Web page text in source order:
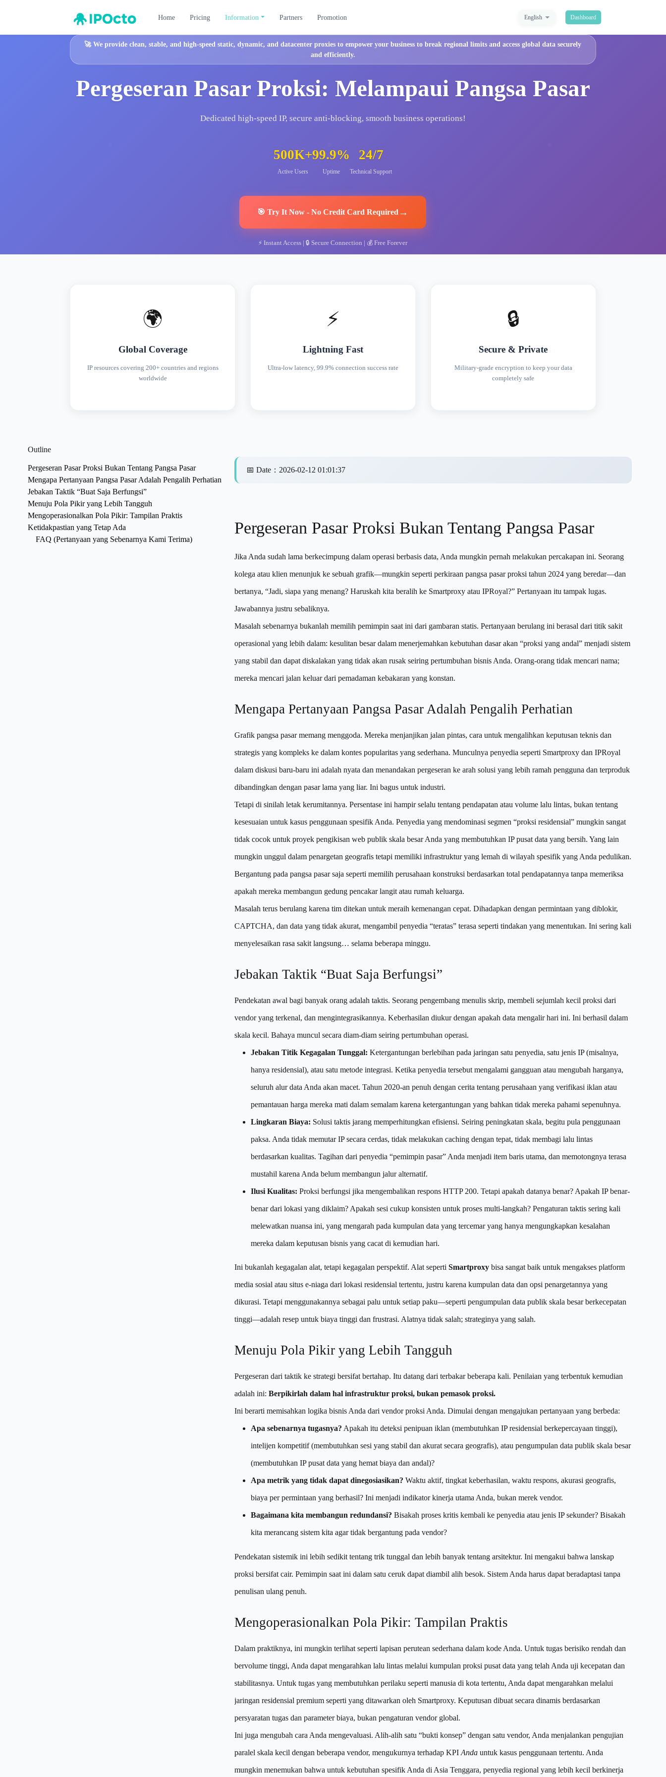
Home Pricing Information Partners Promotion English Dashboard
🚀We provide clean, stable, and high-speed static, dynamic, and datacenter proxies to empower your business to break regional limits and access global data securely
and efficiently.
Pergeseran Pasar Proksi: Melampaui Pangsa Pasar
Dedicated high-speed IP, secure anti-blocking, smooth business operations!
500K+
Active Users
99.9%
Uptime
24/7
Technical Support
🎯Try It Now -No Credit Card Required →
⚡Instant Access | 🔒 Secure Connection | 💰Free Forever
🌍
Global Coverage
IP resources covering 200+ countries and regions
worldwide
⚡
Lightning Fast
Ultra-low latency, 99.9% connection success rate
🔒
Secure & Private
Military-grade encryption to keep your data
completely safe
Outline
Pergeseran Pasar Proksi Bukan Tentang Pangsa Pasar
Mengapa Pertanyaan Pangsa Pasar Adalah Pengalih Perhatian
Jebakan Taktik “Buat Saja Berfungsi”
Menuju Pola Pikir yang Lebih Tangguh
Mengoperasionalkan Pola Pikir: Tampilan Praktis
Ketidakpastian yang Tetap Ada
FAQ (Pertanyaan yang Sebenarnya Kami Terima)
📅Date ： 2026-02-12 01:01:37
Pergeseran Pasar Proksi Bukan Tentang Pangsa Pasar
Jika Anda sudah lama berkecimpung dalam operasi berbasis data, Anda mungkin pernah melakukan percakapan ini. Seorang
kolega atau klien menunjuk ke sebuah grafik—mungkin seperti perkiraan pangsa pasar proksi tahun 2024 yang beredar—dan
bertanya, “Jadi, siapa yang menang? Haruskah kita beralih ke Smartproxy atau IPRoyal?” Pertanyaan itu tampak lugas.
Jawabannya justru sebaliknya.
Masalah sebenarnya bukanlah memilih pemimpin saat ini dari gambaran statis. Pertanyaan berulang ini berasal dari titik sakit
operasional yang lebih dalam: kesulitan besar dalam menerjemahkan kebutuhan dasar akan “proksi yang andal” menjadi sistem
yang stabil dan dapat diskalakan yang tidak akan rusak seiring pertumbuhan bisnis Anda. Orang-orang tidak mencari nama;
mereka mencari jalan keluar dari pemadaman kebakaran yang konstan.
Mengapa Pertanyaan Pangsa Pasar Adalah Pengalih Perhatian
Grafik pangsa pasar memang menggoda. Mereka menjanjikan jalan pintas, cara untuk mengalihkan keputusan teknis dan
strategis yang kompleks ke dalam kontes popularitas yang sederhana. Munculnya penyedia seperti Smartproxy dan IPRoyal
dalam diskusi baru-baru ini adalah nyata dan menandakan pergeseran ke arah solusi yang lebih ramah pengguna dan terproduk
dibandingkan dengan pasar lama yang liar. Ini bagus untuk industri.
Tetapi di sinilah letak kerumitannya. Persentase ini hampir selalu tentang pendapatan atau volume lalu lintas, bukan tentang
kesesuaian untuk kasus penggunaan spesifik Anda. Penyedia yang mendominasi segmen “proksi residensial” mungkin sangat
tidak cocok untuk proyek pengikisan web publik skala besar Anda yang membutuhkan IP pusat data yang bersih. Yang lain
mungkin unggul dalam penargetan geografis tetapi memiliki infrastruktur yang lemah di wilayah spesifik yang Anda pedulikan.
Bergantung pada pangsa pasar saja seperti memilih perusahaan konstruksi berdasarkan total pendapatannya tanpa memeriksa
apakah mereka membangun gedung pencakar langit atau rumah keluarga.
Masalah terus berulang karena tim ditekan untuk meraih kemenangan cepat. Dihadapkan dengan permintaan yang diblokir,
CAPTCHA, dan data yang tidak akurat, mengambil penyedia “teratas” terasa seperti tindakan yang menentukan. Ini sering kali
menyelesaikan rasa sakit langsung… selama beberapa minggu.
Jebakan Taktik “Buat Saja Berfungsi”
Pendekatan awal bagi banyak orang adalah taktis. Seorang pengembang menulis skrip, membeli sejumlah kecil proksi dari
vendor yang terkenal, dan mengintegrasikannya. Keberhasilan diukur dengan apakah data mengalir hari ini. Ini berhasil dalam
skala kecil. Bahaya muncul secara diam-diam seiring pertumbuhan operasi.
Jebakan Titik Kegagalan Tunggal: Ketergantungan berlebihan pada jaringan satu penyedia, satu jenis IP (misalnya,
hanya residensial), atau satu metode integrasi. Ketika penyedia tersebut mengalami gangguan atau mengubah harganya,
seluruh alur data Anda akan macet. Tahun 2020-an penuh dengan cerita tentang perusahaan yang verifikasi iklan atau
pemantauan harga mereka mati dalam semalam karena ketergantungan yang bahkan tidak mereka pahami sepenuhnya.
Lingkaran Biaya: Solusi taktis jarang memperhitungkan efisiensi. Seiring peningkatan skala, begitu pula penggunaan
paksa. Anda tidak memutar IP secara cerdas, tidak melakukan caching dengan tepat, tidak membagi lalu lintas
berdasarkan kualitas. Tagihan dari penyedia “pemimpin pasar” Anda menjadi item baris utama, dan memotongnya terasa
mustahil karena Anda belum membangun jalur alternatif.
Ilusi Kualitas: Proksi berfungsi jika mengembalikan respons HTTP 200. Tetapi apakah datanya benar? Apakah IP benar-
benar dari lokasi yang diklaim? Apakah sesi cukup konsisten untuk proses multi-langkah? Pengaturan taktis sering kali
melewatkan nuansa ini, yang mengarah pada kumpulan data yang tercemar yang hanya mengungkapkan kesalahan
mereka dalam keputusan bisnis yang cacat di kemudian hari.
Ini bukanlah kegagalan alat, tetapi kegagalan perspektif. Alat sepertiSmartproxy bisa sangat baik untuk mengakses platform
media sosial atau situs e-niaga dari lokasi residensial tertentu, justru karena kumpulan data dan opsi penargetannya yang
dikurasi. Tetapi menggunakannya sebagai palu untuk setiap paku—seperti pengumpulan data publik skala besar berkecepatan
tinggi—adalah resep untuk biaya tinggi dan frustrasi. Alatnya tidak salah; strateginya yang salah.
Menuju Pola Pikir yang Lebih Tangguh
Pergeseran dari taktik ke strategi bersifat bertahap. Itu datang dari terbakar beberapa kali. Penilaian yang terbentuk kemudian
adalah ini:Berpikirlah dalam hal infrastruktur proksi, bukan pemasok proksi.
Ini berarti memisahkan logika bisnis Anda dari vendor proksi Anda. Dimulai dengan mengajukan pertanyaan yang berbeda:
Apa sebenarnya tugasnya? Apakah itu deteksi penipuan iklan (membutuhkan IP residensial berkepercayaan tinggi),
intelijen kompetitif (membutuhkan sesi yang stabil dan akurat secara geografis), atau pengumpulan data publik skala besar
(membutuhkan IP pusat data yang hemat biaya dan andal)?
Apa metrik yang tidak dapat dinegosiasikan? Waktu aktif, tingkat keberhasilan, waktu respons, akurasi geografis,
biaya per permintaan yang berhasil? Ini menjadi indikator kinerja utama Anda, bukan merek vendor.
Bagaimana kita membangun redundansi? Bisakah proses kritis kembali ke penyedia atau jenis IP sekunder? Bisakah
kita merancang sistem kita agar tidak bergantung pada vendor?
Pendekatan sistemik ini lebih sedikit tentang trik tunggal dan lebih banyak tentang arsitektur. Ini mengakui bahwa lanskap
proksi bersifat cair. Pemimpin saat ini dalam satu ceruk dapat diambil alih besok. Sistem Anda harus dapat beradaptasi tanpa
penulisan ulang penuh.
Mengoperasionalkan Pola Pikir: Tampilan Praktis
Dalam praktiknya, ini mungkin terlihat seperti lapisan perutean sederhana dalam kode Anda. Untuk tugas berisiko rendah dan
bervolume tinggi, Anda dapat mengarahkan lalu lintas melalui kumpulan proksi pusat data yang telah Anda uji kecepatan dan
stabilitasnya. Untuk tugas yang membutuhkan perilaku seperti manusia di kota tertentu, Anda dapat mengarahkan melalui
jaringan residensial premium seperti yang ditawarkan oleh Smartproxy. Keputusan dibuat secara dinamis berdasarkan
persyaratan tugas dan parameter biaya, bukan pengaturan vendor global.
Ini juga mengubah cara Anda mengevaluasi. Alih-alih satu “bukti konsep” dengan satu vendor, Anda menjalankan pengujian
paralel skala kecil dengan beberapa vendor, mengukurnya terhadap KPIAnda untuk kasus penggunaan tertentu. Anda
mungkin menemukan bahwa untuk kebutuhan spesifik Anda di Asia Tenggara, penyedia regional yang lebih kecil berkinerja